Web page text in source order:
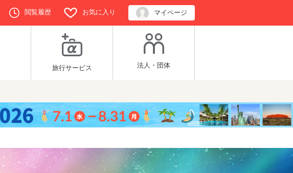
閲覧履歴 お気に入り マイページ
旅行サービス 法人・団体